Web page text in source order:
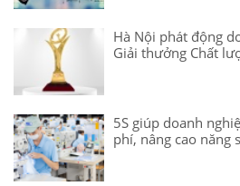
Hà Nội phát động
Giải thưởng Chất
5S giúp doanh
phí, nâng cao năng